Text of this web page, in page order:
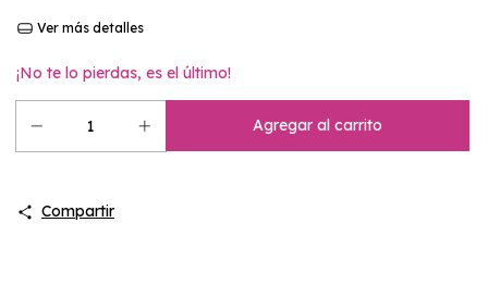
Ver más detalles
¡No te lo pierdas, es el último!
Compartir